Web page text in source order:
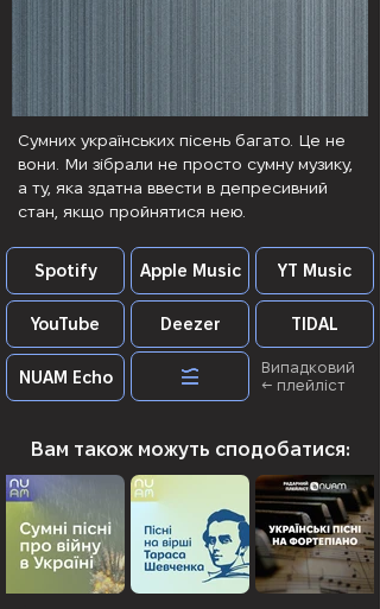
Сумних українських пісень багато. Це не
вони. Ми зібрали не просто сумну музику,
а ту, яка здатна ввести в депресивний
стан, якщо пройнятися нею.
Spotify Apple Music YT Music
YouTube Deezer TIDAL
NUAM Echo
Випадковий
← плейліст
Вам також можуть сподобатися: